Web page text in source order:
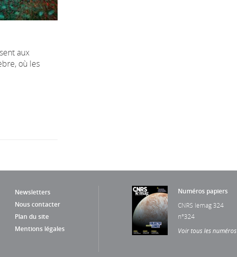
aux
où les
Newsletters
Nous contacter
Plan du site
Mentions légales
Numéros papiers
CNRS lemag 324
n°324
Voir tous les numéros